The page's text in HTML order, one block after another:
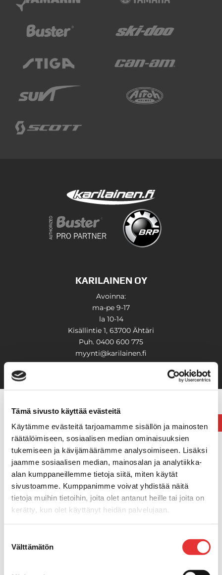
Tämä sivusto käyttää evästeitä
Käytämme evästeitä tarjoamamme sisällön ja mainosten
räätälöimiseen, sosiaalisen median ominaisuuksien
tukemiseen ja kävijämäärämme analysoimiseen. Lisäksi
jaamme sosiaalisen median, mainosalan ja analytiikka-
alan kumppaneillemme tietoja siitä, miten käytät
sivustoamme. Kumppanimme voivat yhdistää näitä
tietoja muihin tietoihin, joita olet antanut heille tai joita on
kerätty, kun olet käyttänyt heidän palvelujaan.
valinta
Välttämätön
KARILAINEN OY
Avoinna:
ma-pe 9-17
la 10-14
Kisällintie 1, 63700 Ähtäri
Puh. 0400 600 775
myynti@karilainen.fi
Etusivulle
Tuotealueet
Veneily
Buster-veneet
Finnmaster Husky-veneet
Finnmaster lasikuituveneet
Yamarin-veneet
Suvi-veneet
Terhi-veneet
Yamaha-perämoottorit
Vene- ja jettitrailerit